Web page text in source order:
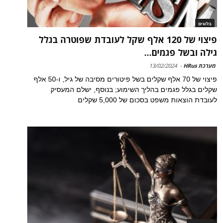
בלוגים
פיצוי של 120 אלף שקל לעובדת שפוטרה בגלל
גילה ובשל פגמים...
מערכת HRus -
13/02/2024
פיצוי של 70 אלף שקלים בשל פיטורים מסיבה של גיל, ו-50 אלף
שקלים בגלל פגמים בהליך השימוע; בנוסף, ישלם המעסיק
לעובדת הוצאות משפט בסכום של 5,000 שקלים